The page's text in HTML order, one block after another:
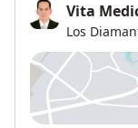
Vita
Los